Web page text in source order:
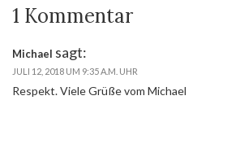
1 Kommentar
Michael sagt:
JULI 12, 2018 UM 9:35 A.M. UHR
Respekt. Viele Grüße vom Michael